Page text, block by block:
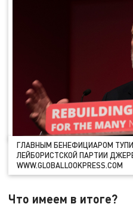
ГЛАВНЫМ БЕНЕФИЦИАРОМ
ЛЕЙБОРИСТСКОЙ ПАРТИИ
WWW.GLOBALLOOKPRESS.COM
Что имеем в итоге?